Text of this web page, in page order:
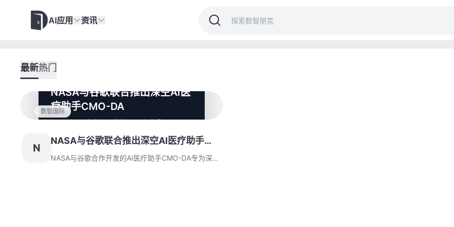
AI应用 资讯
最新热门
数智国际
NASA与谷歌联合推出深空AI医
疗助手CMO-DA
NASA与谷歌合作开发的AI医疗助手CMO-DA
疗支持。测试验证其高准确率辅助能力，未来
将增强功能并扩展至地球资源匮乏地区应用。
N
NASA与谷歌联合推出深空AI医疗助手
CMO-DA
NASA与谷歌合作开发的AI医疗助手CMO-DA专为深空